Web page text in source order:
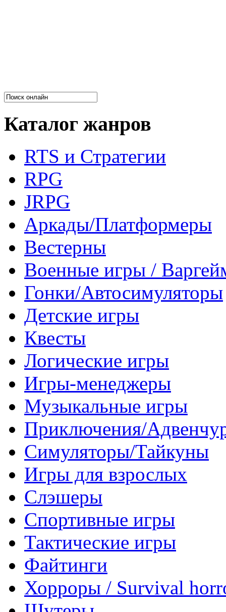
Каталог жанров
RTS и Стратегии
RPG
JRPG
Аркады/Платформеры
Вестерны
Военные игры /
Гонки/Автосимуляторы
Детские игры
Квесты
Логические игры
Игры-менеджеры
Музыкальные игры
Приключения/
Симуляторы/Тайкуны
Игры для взрослых
Слэшеры
Спортивные игры
Тактические игры
Файтинги
Хорроры / Survival